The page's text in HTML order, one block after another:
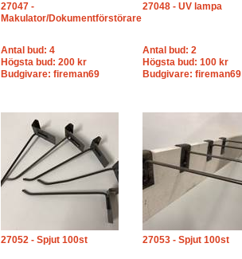
27047 -
Makulator/Dokumentförstörare
Antal bud: 4
Högsta bud: 200 kr
Budgivare: fireman69
27048 - UV lampa
Antal bud: 2
Högsta bud: 100 kr
Budgivare: fireman69
27052 - Spjut 100st 27053 - Spjut 100st